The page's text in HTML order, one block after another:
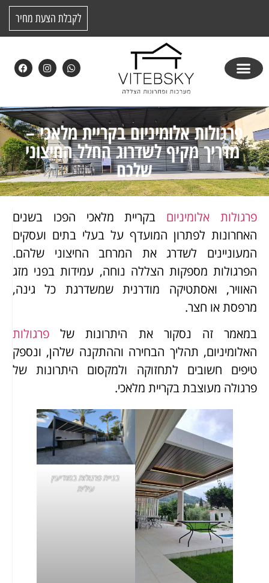
לקבלת הצעת מחיר
פרגולות אלומיניום בקריית מלאכי –
מדריך מקיף לשדרוג החלל החיצוני
שלכם
פרגולות אלומיניום בקריית מלאכי הפכו בשנים
האחרונות לפתרון המועדף על בעלי בתים ועסקים
המעוניינים לשדרג את המרחב החיצוני שלהם.
הפרגולות מספקות הצללה נוחה, עמידות בפני מזג
האוויר, ואסתטיקה מודרנית שמשדרגת כל גינה,
מרפסת או חצר.
במאמר זה נסקור את היתרונות של פרגולות
האלומיניום, תהליך הבחירה וההתקנה שלהן, ונספק
טיפים חשובים לתחזוקה ולמקסום היתרונות של
פרגולה מעוצבת בקריית מלאכי.
בניית פרגולות במודיעין
עילית